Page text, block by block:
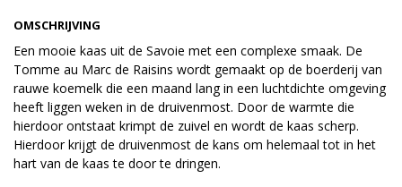
OMSCHRIJVING
Een mooie kaas uit de Savoie met een complexe smaak. De
Tomme au Marc de Raisins wordt gemaakt op de boerderij van
rauwe koemelk die een maand lang in een luchtdichte omgeving
heeft liggen weken in de druivenmost. Door de warmte die
hierdoor ontstaat krimpt de zuivel en wordt de kaas scherp.
Hierdoor krijgt de druivenmost de kans om helemaal tot in het
hart van de kaas te door te dringen.